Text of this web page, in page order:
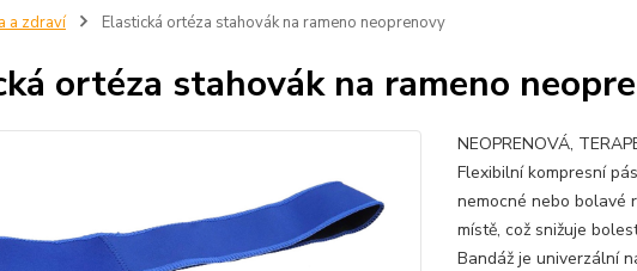
a zdraví Elastická ortéza stahovák na rameno neoprenovy
ortéza stahovák na rameno
NEOPRENOVÁ,
Flexibilní kompresní
nemocné nebo bolavé
místě, což snižuje
Bandáž je univerzální